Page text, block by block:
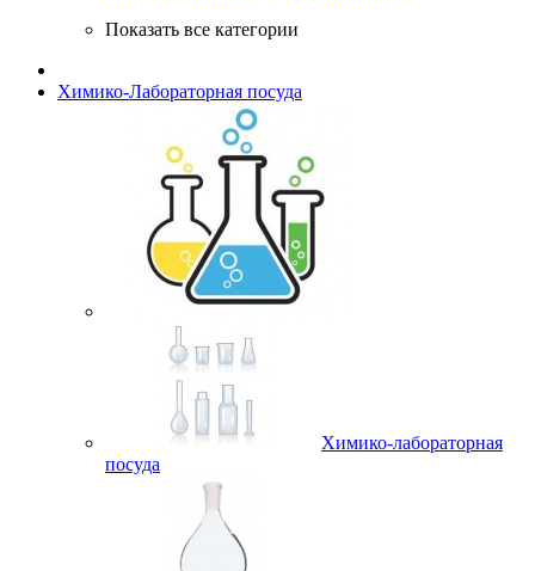
Показать все категории
Химико-Лабораторная посуда
Химико-лабораторная
посуда